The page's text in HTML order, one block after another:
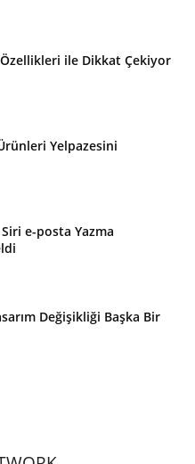
Özellikleri ile Dikkat Çekiyor
Yelpazesini
e-posta Yazma
Değişikliği Başka Bir